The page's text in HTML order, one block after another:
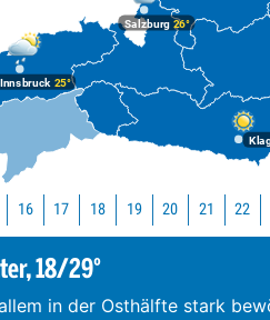
Innsbruck25°
Salzburg26°
16 17 18 19 20 21 22
18/29°
in der Osthälfte stark